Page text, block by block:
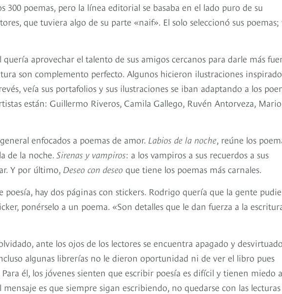
300 poemas, pero la línea editorial se basaba en el lado puro de su
que tuviera algo de su parte «naif». El solo seleccionó sus poemas;
aprovechar el talento de sus amigos cercanos para darle más
son complemento perfecto. Algunos hicieron ilustraciones
veía sus portafolios y sus ilustraciones se iban adaptando a los
están: Guillermo Riveros, Camila Gallego, Ruvén Antorveza, Mario
enfocados a poemas de amor. Labios de la noche, reúne los
de la noche. Sirenas y vampiros: a los vampiros a sus recuerdos a sus
Y por último, Deseo con deseo que tiene los poemas más carnales.
hay dos páginas con stickers. Rodrigo quería que la gente
ponérselo a un poema. «Son detalles que le dan fuerza a la
ante los ojos de los lectores se encuentra apagado y
algunas librerías no le dieron oportunidad ni de ver el libro pues
él, los jóvenes sienten que escribir poesía es difícil y tienen miedo a
es que siempre sigan escribiendo, no quedarse con las